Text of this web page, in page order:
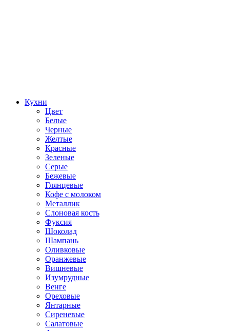
Кухни
Цвет
Белые
Черные
Желтые
Красные
Зеленые
Серые
Бежевые
Глянцевые
Кофе с молоком
Металлик
Слоновая кость
Фуксия
Шоколад
Шампань
Оливковые
Оранжевые
Вишневые
Изумрудные
Венге
Ореховые
Янтарные
Сиреневые
Салатовые